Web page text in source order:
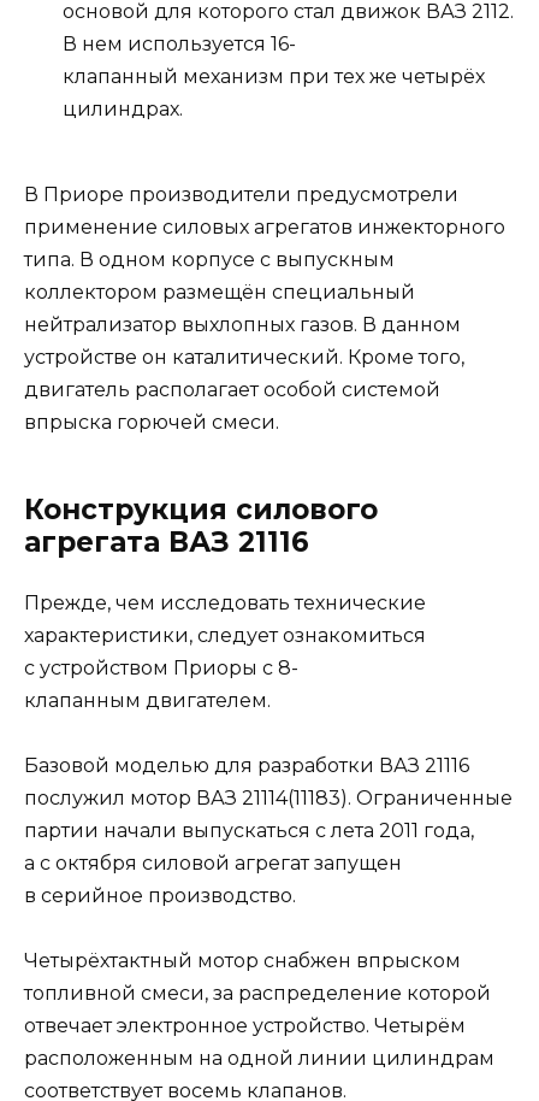
основой для которого стал движок ВАЗ 2112.
В нем используется 16-
клапанный механизм при тех же четырёх
цилиндрах.
В Приоре производители предусмотрели
применение силовых агрегатов инжекторного
типа. В одном корпусе с выпускным
коллектором размещён специальный
нейтрализатор выхлопных газов. В данном
устройстве он каталитический. Кроме того,
двигатель располагает особой системой
впрыска горючей смеси.
Конструкция силового
агрегата ВАЗ 21116
Прежде, чем исследовать технические
характеристики, следует ознакомиться
с устройством Приоры с 8-
клапанным двигателем.
Базовой моделью для разработки ВАЗ 21116
послужил мотор ВАЗ 21114(11183). Ограниченные
партии начали выпускаться с лета 2011 года,
а с октября силовой агрегат запущен
в серийное производство.
Четырёхтактный мотор снабжен впрыском
топливной смеси, за распределение которой
отвечает электронное устройство. Четырём
расположенным на одной линии цилиндрам
соответствует восемь клапанов.